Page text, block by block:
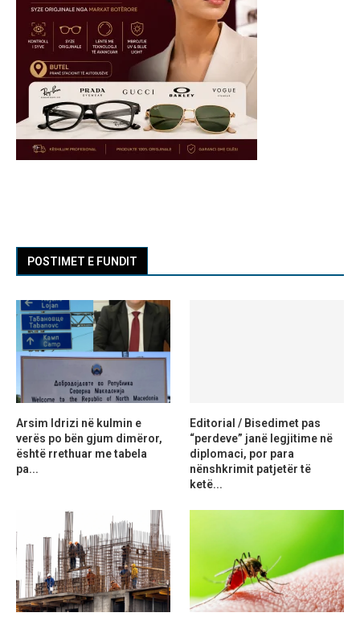
POSTIMET E FUNDIT
Arsim Idrizi në kulmin e
verës po bën gjum dimëror,
është rrethuar me tabela
pa...
Editorial / Bisedimet pas
“perdeve” janë legjitime në
diplomaci, por para
nënshkrimit patjetër të
ketë...